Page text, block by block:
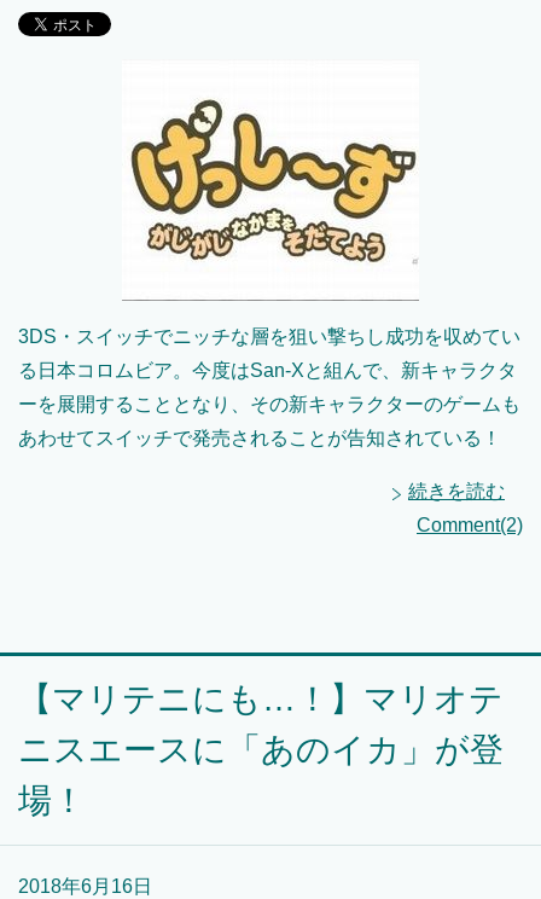
3DS・スイッチでニッチな層を狙い撃ちし成功を収めてい
る日本コロムビア。今度はSan-Xと組んで、新キャラクタ
ーを展開することとなり、その新キャラクターのゲームも
あわせてスイッチで発売されることが告知されている！
続きを読む
Comment(2)
【マリテニにも…！】マリオテ
ニスエースに「あのイカ」が登
場！
2018年6月16日